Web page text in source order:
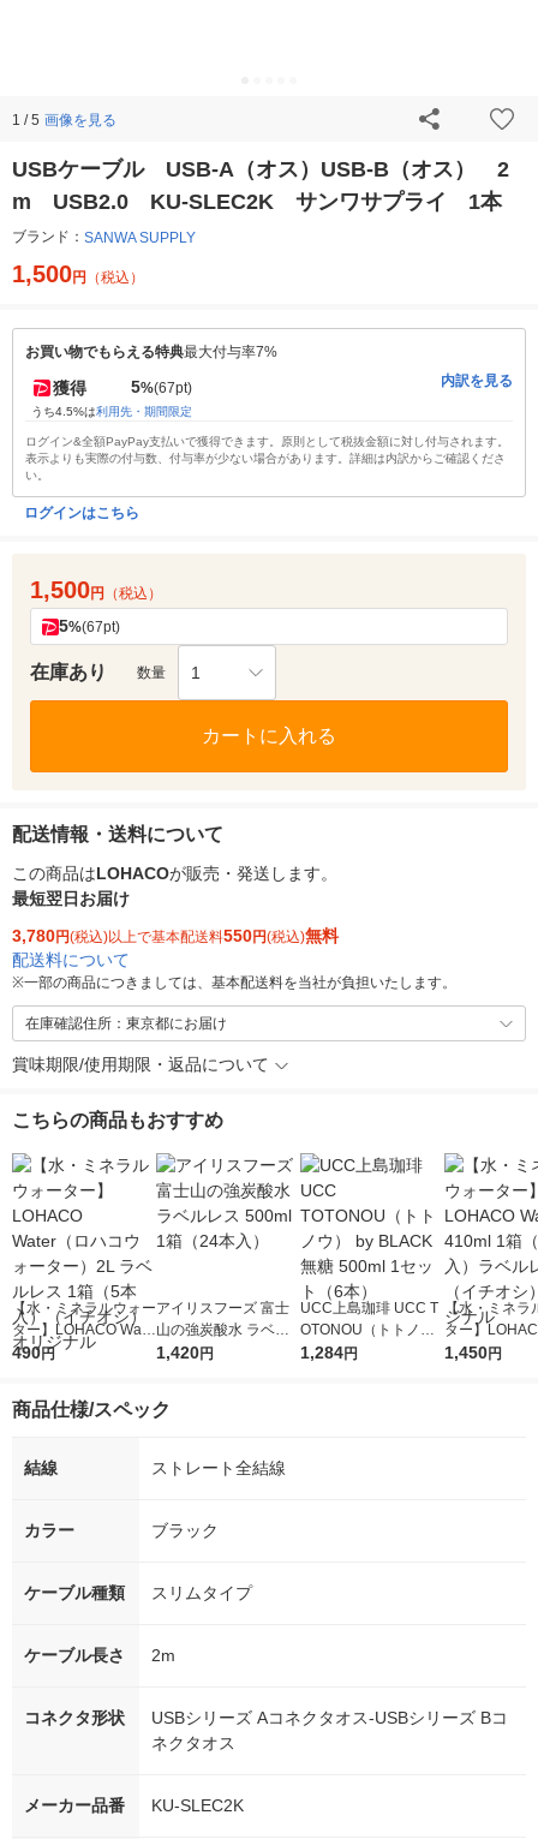
1 / 5 画像を見る
USBケーブル USB-A（オス）USB-B（オス） 2
m USB2.0 KU-SLEC2K サンワサプライ 1本
ブランド： SANWA SUPPLY
1,500円 （税込）
お買い物でもらえる特典最大付与率7%
獲得 5%(67pt)
うち4.5%は利用先・期間限定
内訳を見る
ログイン&全額PayPay支払いで獲得できます。原則として税抜金額に対し付与されます。
表示よりも実際の付与数、付与率が少ない場合があります。詳細は内訳からご確認くださ
い。
ログインはこちら
1,500円 （税込）
5%(67pt)
在庫あり 数量 1
カートに入れる
配送情報・送料について
この商品はLOHACOが販売・発送します。
最短翌日お届け
3,780円(税込)以上で基本配送料550円(税込)無料
配送料について
※一部の商品につきましては、基本配送料を当社が負担いたします。
在庫確認住所：東京都にお届け
賞味期限/使用期限・返品について
こちらの商品もおすすめ
【水・ミネラルウォー
ター】LOHACO Wate
r（ロハコウォータ
シ） オリジナル
490円
アイリスフーズ 富士
山の強炭酸水 ラベル
レス 500ml 1箱（24
1,420円
UCC上島珈琲 UCC T
OTONOU（トトノ
ウ） by BLACK無糖 5
1,284円
【水・ミネラ
ター】
r 410ml 1箱（
1,450円
商品仕様/スペック
結線 ストレート全結線
カラー ブラック
ケーブル種類 スリムタイプ
ケーブル長さ 2m
コネクタ形状
USBシリーズ Aコネクタオス-USBシリーズ Bコ
ネクタオス
メーカー品番 KU-SLEC2K